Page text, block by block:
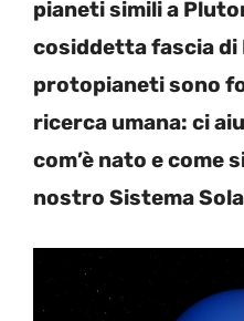
pianeti simili a
cosiddetta fascia di
protopianeti sono
ricerca umana: ci
com’è nato e come
nostro Sistema